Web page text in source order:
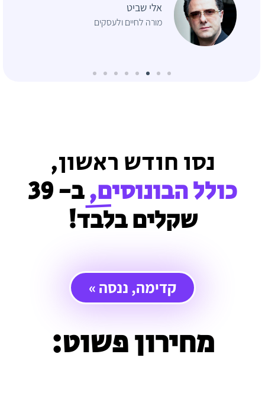
אלי שביט
מורה לחיים ולעסקים
נסו חודש ראשון,
כולל הבונוסים,
ב- 39
שקלים בלבד!
קדימה, ננסה »
מחירון פשוט: